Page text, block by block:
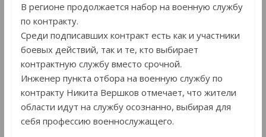
В регионе продолжается набор на военную службу
по контракту.
Среди подписавших контракт есть как и участники
боевых действий, так и те, кто выбирает
контрактную службу вместо срочной.
Инженер пункта отбора на военную службу по
контракту Никита Вершков отмечает, что жители
области идут на службу осознанно, выбирая для
себя профессию военнослужащего.